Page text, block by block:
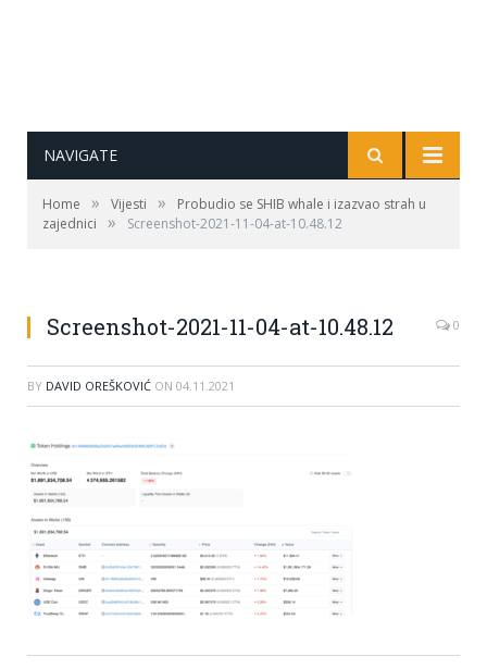
NAVIGATE
Home » Vijesti »
Probudio se SHIB whale i izazvao strah u
zajednici
» Screenshot-2021-11-04-at-10.48.12
Screenshot-2021-11-04-at-10.48.12 0
BY DAVID OREŠKOVIĆ ON 04.11.2021